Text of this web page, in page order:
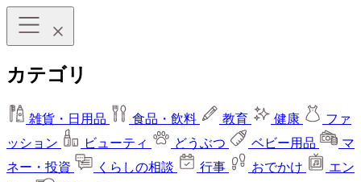
カテゴリ
雑貨・日用品 食品・飲料 教育 健康
ファ
ッション
ビューティ どうぶつ ベビー用品
マ
ネー・投資
くらしの相談 行事 おでかけ
エン